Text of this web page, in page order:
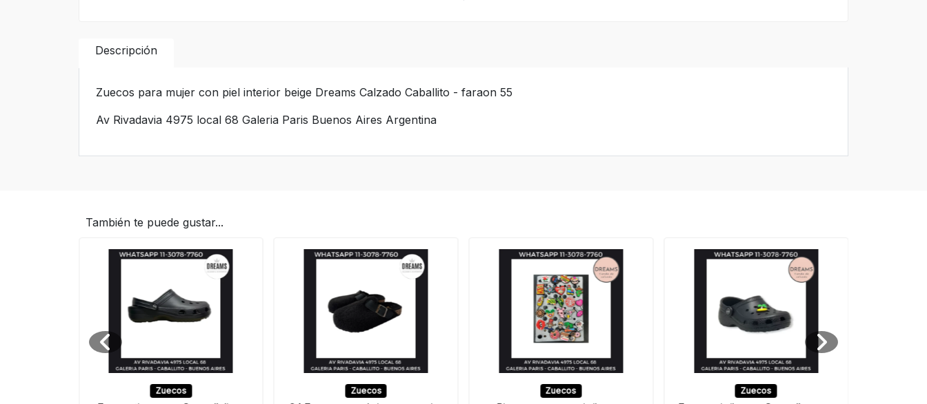
Descripción
Zuecos para mujer con piel interior beige Dreams Calzado Caballito - faraon 55
Av Rivadavia 4975 local 68 Galeria Paris Buenos Aires Argentina
También te puede gustar...
Zuecos Zuecos Zuecos Zuecos